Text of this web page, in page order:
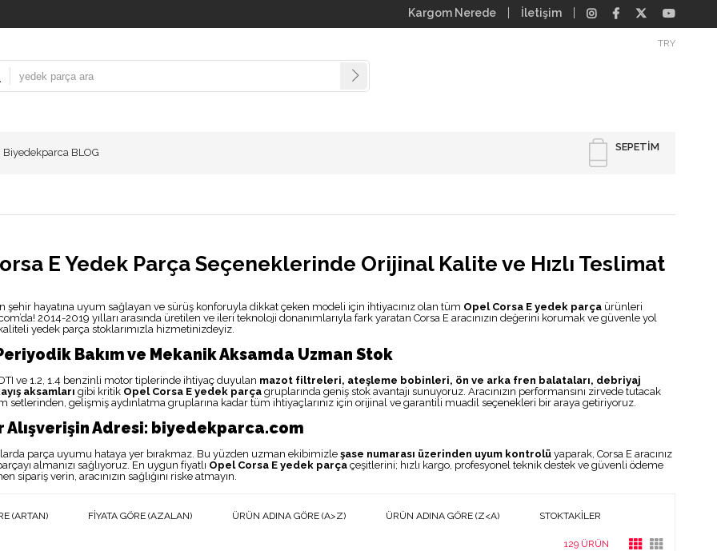
Kargom Nerede İletişim
TRY
SEPETIM
Biyedekparca BLOG
E Yedek Parça Seçeneklerinde Orijinal Kalite ve Hızlı Teslimat
şehir hayatına uyum sağlayan ve sürüş konforuyla dikkat çeken modeli için ihtiyacınız olan tüm Opel Corsa E yedek parça ürünleri
2014-2019 yılları arasında üretilen ve ileri teknoloji donanımlarıyla fark yaratan Corsa E aracınızın değerini korumak ve güvenle yol
yedek parça stoklarımızla hizmetinizdeyiz.
Bakım ve Mekanik Aksamda Uzman Stok
ve 1.2, 1.4 benzinli motor tiplerinde ihtiyaç duyulan mazot filtreleri, ateşleme bobinleri, ön ve arka fren balataları, debriyaj
aksamları gibi kritik Opel Corsa E yedek parça gruplarında geniş stok avantajı sunuyoruz. Aracınızın performansını zirvede tutacak
setlerinden, gelişmiş aydınlatma gruplarına kadar tüm ihtiyaçlarınız için orijinal ve garantili muadil seçenekleri bir araya getiriyoruz.
Alışverişin Adresi: biyedekparca.com
parça uyumu hataya yer bırakmaz. Bu yüzden uzman ekibimizle şase numarası üzerinden uyum kontrolü yaparak, Corsa E aracınız
almanızı sağlıyoruz. En uygun fiyatlı Opel Corsa E yedek parça çeşitlerini; hızlı kargo, profesyonel teknik destek ve güvenli ödeme
sipariş verin, aracınızın sağlığını riske atmayın.
(ARTAN) FIYATA GÖRE (AZALAN) ÜRÜN ADINA GÖRE (A>Z) ÜRÜN ADINA GÖRE (Z<A) STOKTAKILER
129 ÜRÜN